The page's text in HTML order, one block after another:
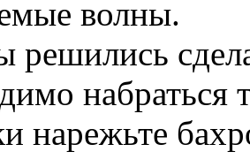
волны.
решились
набраться
нарежьте